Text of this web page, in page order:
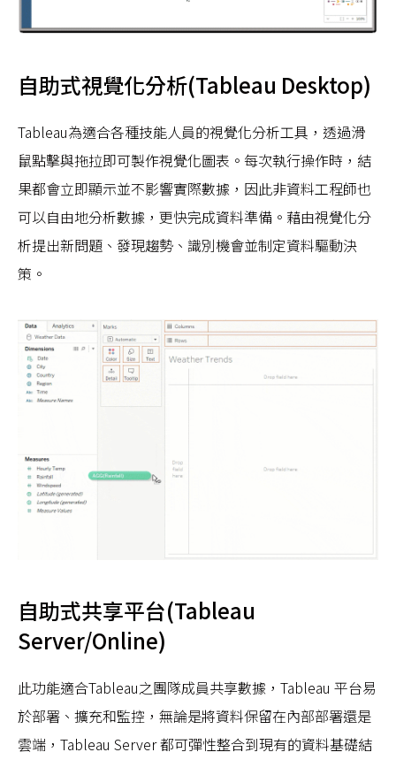
自助式視覺化分析(Tableau Desktop)
Tableau為適合各種技能人員的視覺化分析工具，透過滑
鼠點擊與拖拉即可製作視覺化圖表。每次執行操作時，結
果都會立即顯示並不影響實際數據，因此非資料工程師也
可以自由地分析數據，更快完成資料準備。藉由視覺化分
析提出新問題、發現趨勢、識別機會並制定資料驅動決
策。
自助式共享平台(Tableau
Server/Online)
此功能適合Tableau之團隊成員共享數據，Tableau 平台易
於部署、擴充和監控，無論是將資料保留在內部部署還是
雲端，Tableau Server 都可彈性整合到現有的資料基礎結